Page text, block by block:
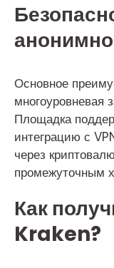
Основное
многоуровневая
Площадка
интеграцию с
через
промежуточным
Как
Kraken?